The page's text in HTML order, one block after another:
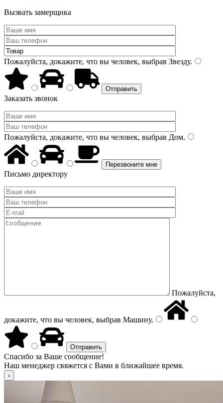
Вызвать замерщика
Пожалуйста, докажите, что вы человек, выбрав Звезду.
Заказать звонок
Пожалуйста, докажите, что вы человек, выбрав Дом.
Письмо директору
Пожалуйста,
докажите, что вы человек, выбрав Машину.
Спасибо за Ваше сообщение!
Наш менеджер свяжется с Вами в ближайшее время.